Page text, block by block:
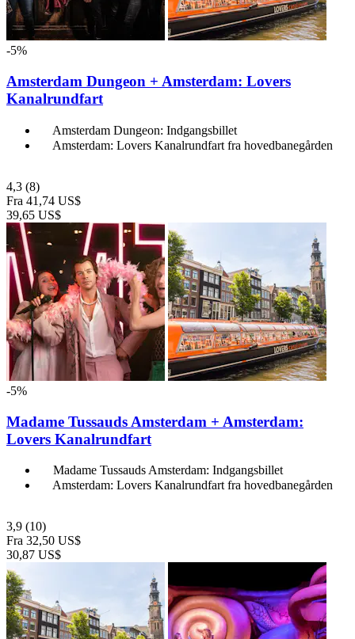
-5%
Amsterdam Dungeon + Amsterdam: Lovers
Kanalrundfart
Amsterdam Dungeon: Indgangsbillet
Amsterdam: Lovers Kanalrundfart fra hovedbanegården
4,3 (8)
Fra 41,74 US$
39,65 US$
-5%
Madame Tussauds Amsterdam + Amsterdam:
Lovers Kanalrundfart
Madame Tussauds Amsterdam: Indgangsbillet
Amsterdam: Lovers Kanalrundfart fra hovedbanegården
3,9 (10)
Fra 32,50 US$
30,87 US$